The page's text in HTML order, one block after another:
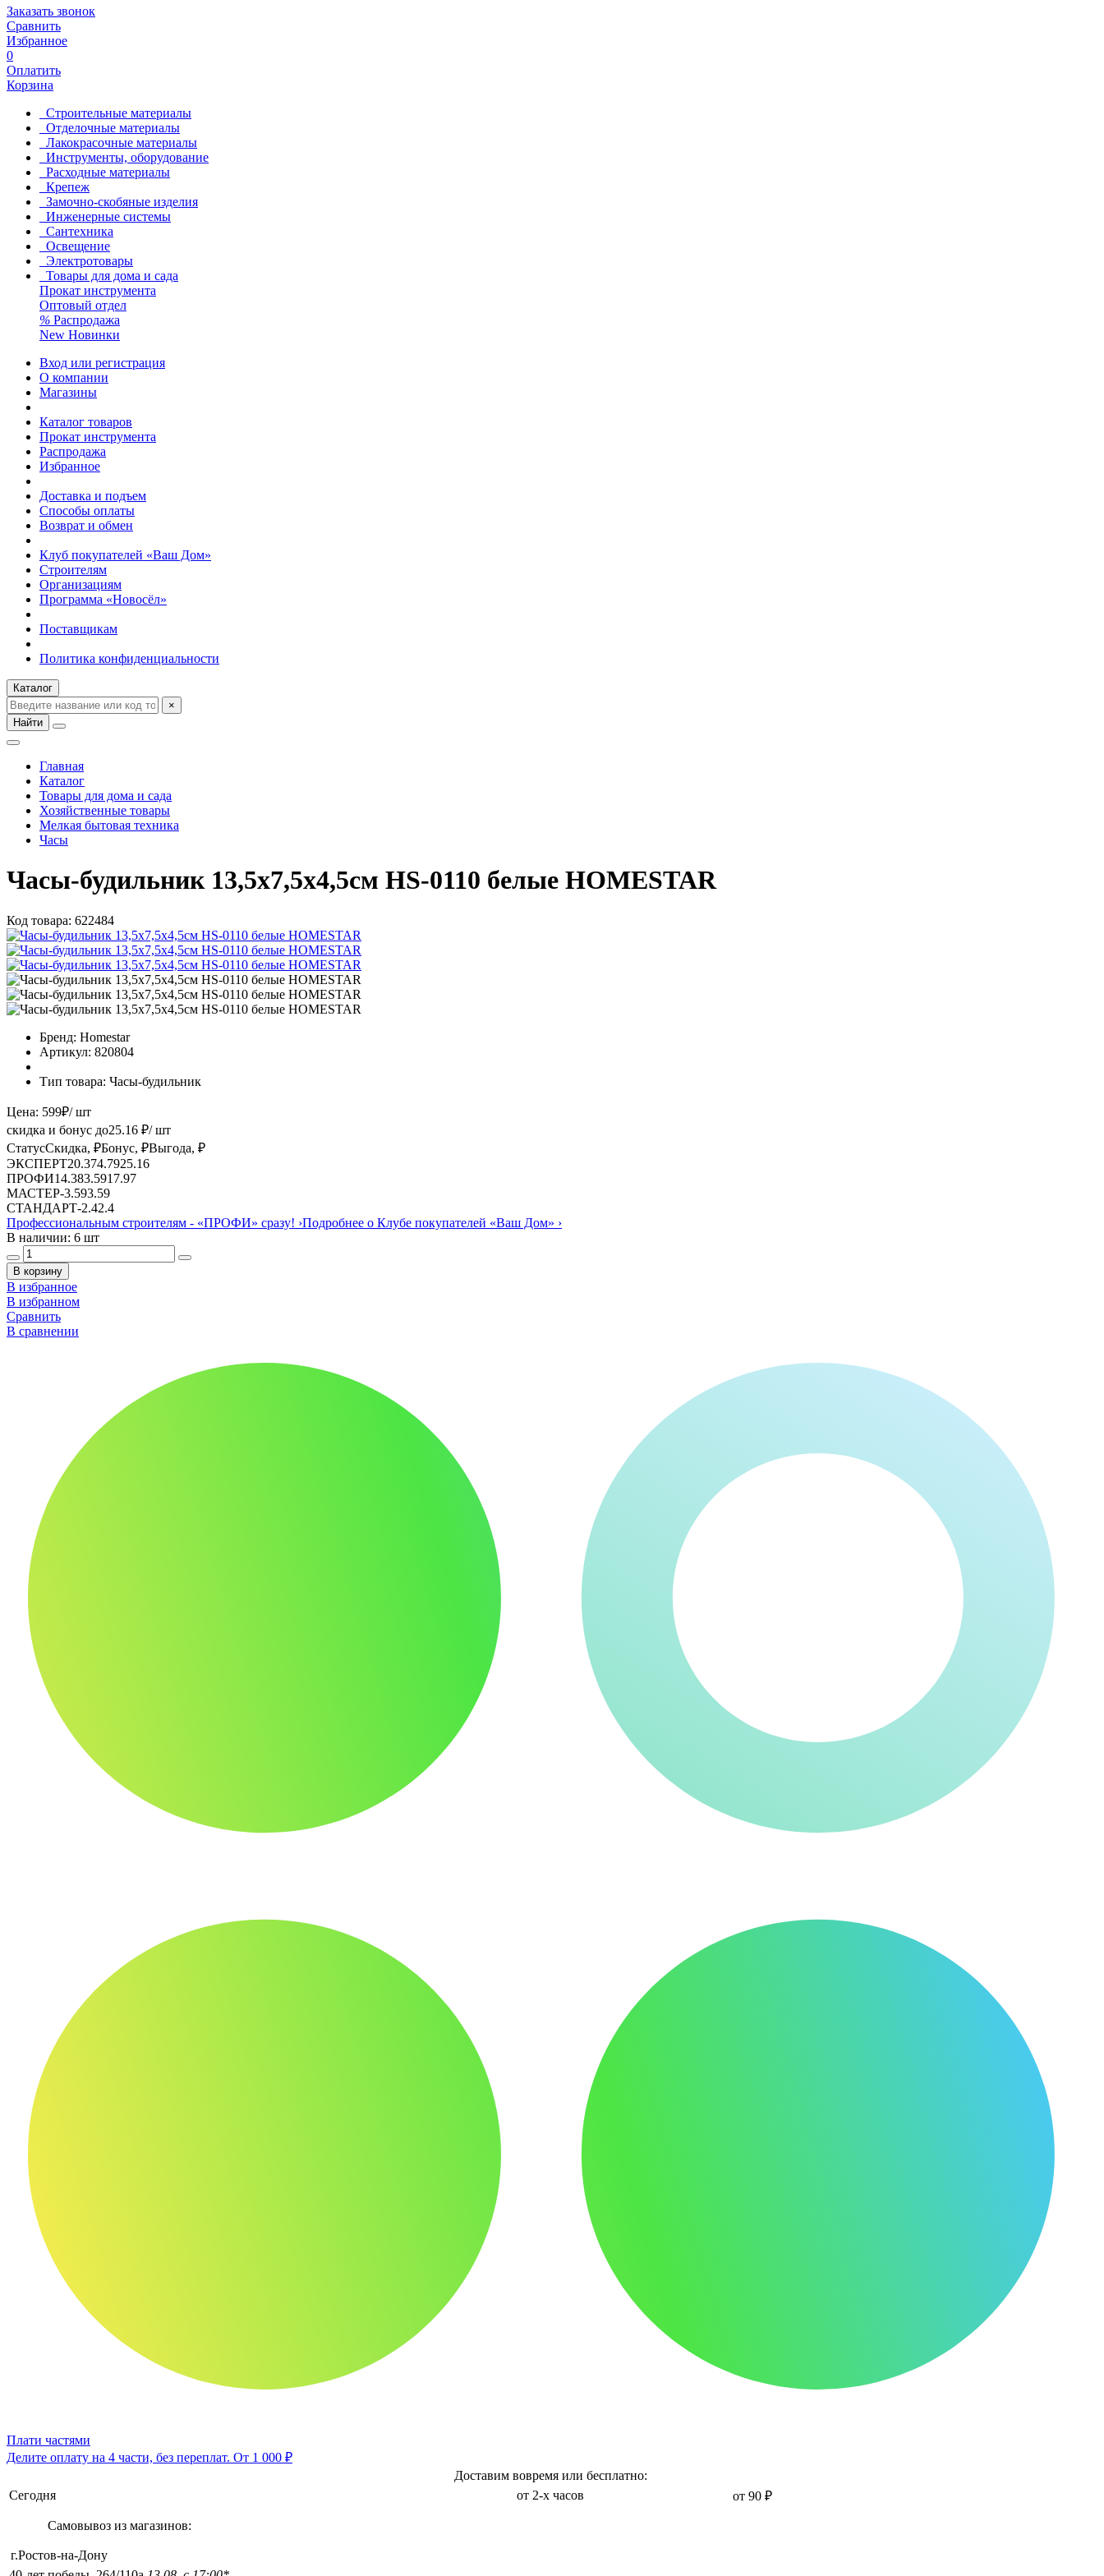
Заказать звонок
Сравнить
Избранное
0
Оплатить
Корзина
Строительные материалы
Отделочные материалы
Лакокрасочные материалы
Инструменты, оборудование
Расходные материалы
Крепеж
Замочно-скобяные изделия
Инженерные системы
Сантехника
Освещение
Электротовары
Товары для дома и сада
Прокат инструмента
Оптовый отдел
% Распродажа
New Новинки
Вход или регистрация
О компании
Магазины
Каталог товаров
Прокат инструмента
Распродажа
Избранное
Доставка и подъем
Способы оплаты
Возврат и обмен
Клуб покупателей «Ваш Дом»
Строителям
Организациям
Программа «Новосёл»
Поставщикам
Политика конфиденциальности
Каталог
×
Найти
Главная
Каталог
Товары для дома и сада
Хозяйственные товары
Мелкая бытовая техника
Часы
Часы-будильник 13,5x7,5x4,5см HS-0110 белые HOMESTAR
Код товара: 622484
Бренд: Homestar
Артикул: 820804
Тип товара: Часы-будильник
Цена: 599₽/ шт
скидка и бонус до25.16 ₽/ шт
СтатусСкидка, ₽Бонус, ₽Выгода, ₽
ЭКСПЕРТ20.374.7925.16
ПРОФИ14.383.5917.97
МАСТЕР-3.593.59
СТАНДАРТ-2.42.4
Профессиональным строителям - «ПРОФИ» сразу! ›Подробнее о Клубе покупателей «Ваш Дом» ›
В наличии: 6 шт
В корзину
В избранное
В избранном
Сравнить
В сравнении
Плати частями
Делите оплату на 4 части, без переплат. От 1 000 ₽
Доставим вовремя или бесплатно:
Сегодня
от 2-х часов от 90 ₽
Самовывоз из магазинов:
г.Ростов-на-Дону